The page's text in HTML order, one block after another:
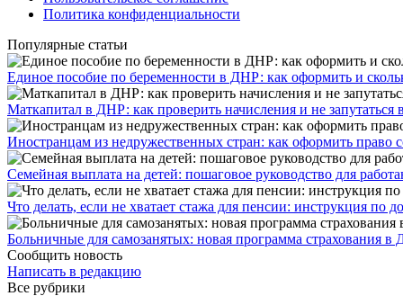
Политика конфиденциальности
Популярные статьи
Единое пособие по беременности в ДНР: как оформить и
​Маткапитал в ДНР: как проверить начисления и не запутаться
Иностранцам из недружественных стран: как оформить право
Семейная выплата на детей: пошаговое руководство для
Что делать, если не хватает стажа для пенсии: инструкция по
Больничные для самозанятых: новая программа страхования
Сообщить новость
Написать в редакцию
Все рубрики